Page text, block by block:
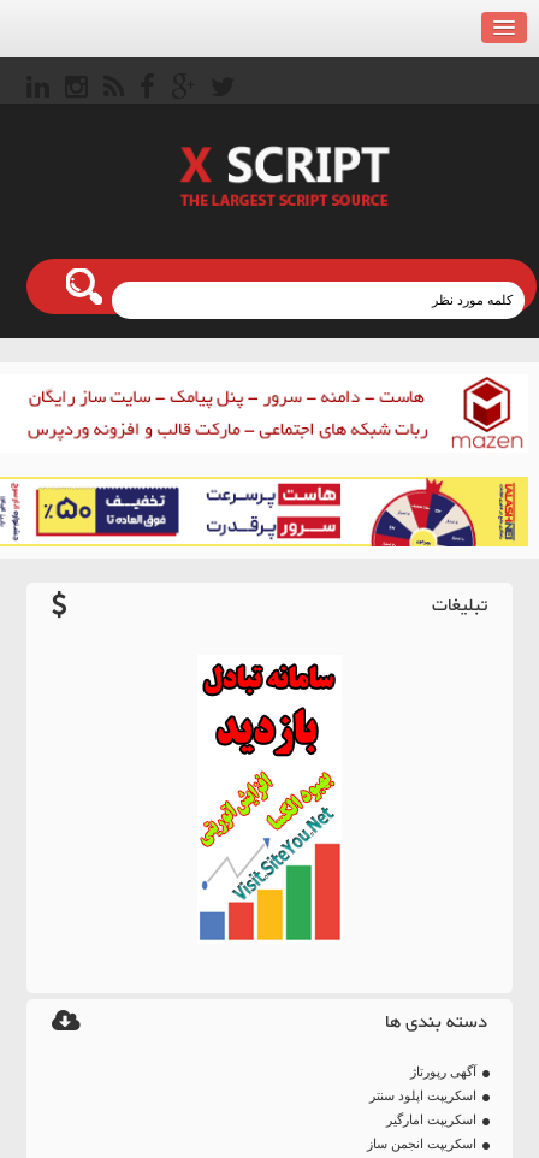
تبلیغات
دسته بندی ها
آگهی رپورتاژ
اسکریپت اپلود سنتر
اسکریپت امارگیر
اسکریپت انجمن ساز